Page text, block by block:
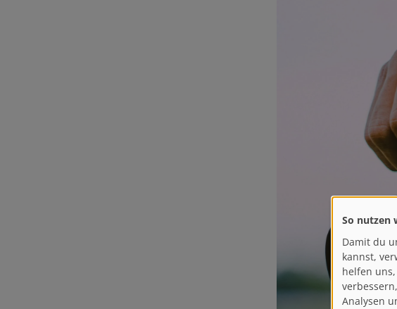
So nutzen
Damit du
kannst,
helfen
Analysen